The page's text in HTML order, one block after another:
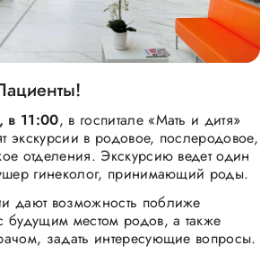
в 11:00, в госпитале «Мать и дитя»
экскурсии в родовое, послеродовое,
отделения. Экскурсию ведет один
гинеколог, принимающий роды.
дают возможность поближе
будущим местом родов, а также
задать интересующие вопросы.